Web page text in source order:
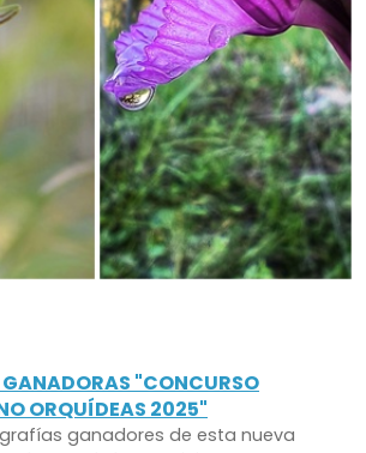
"CONCURSO
ORQUÍDEAS 2025"
ganadores de esta nueva